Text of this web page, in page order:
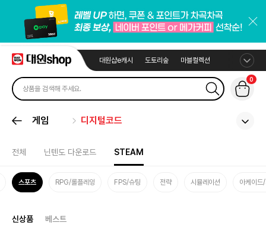
대원샵e캐시 도토리숲 마블컬렉션
0
게임 디지털코드
전체 닌텐도 다운로드 STEAM
스포츠 RPG/롤플레잉 FPS/슈팅 전략 시뮬레이션 아케이드
신상품 베스트